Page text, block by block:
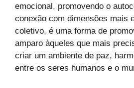
emocional, promovendo o
conexão com dimensões mais
coletivo, é uma forma de
amparo àqueles que mais
criar um ambiente de paz,
entre os seres humanos e o